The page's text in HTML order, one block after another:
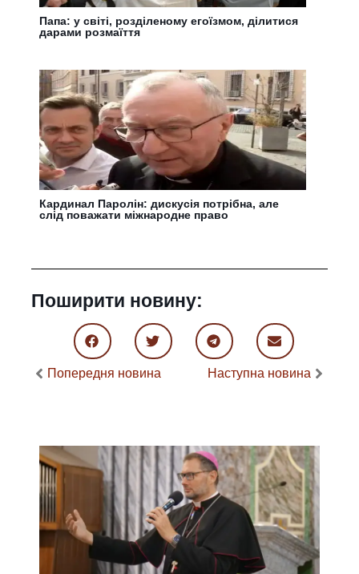
Папа: у світі, розділеному егоїзмом, ділитися
дарами розмаїття
Кардинал Паролін: дискусія потрібна, але
слід поважати міжнародне право
Поширити новину:
Попередня новина Наступна новина